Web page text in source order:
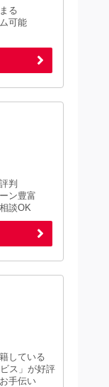
る
可能
判
ン豊富
談OK
している
ス」が好評
手伝い